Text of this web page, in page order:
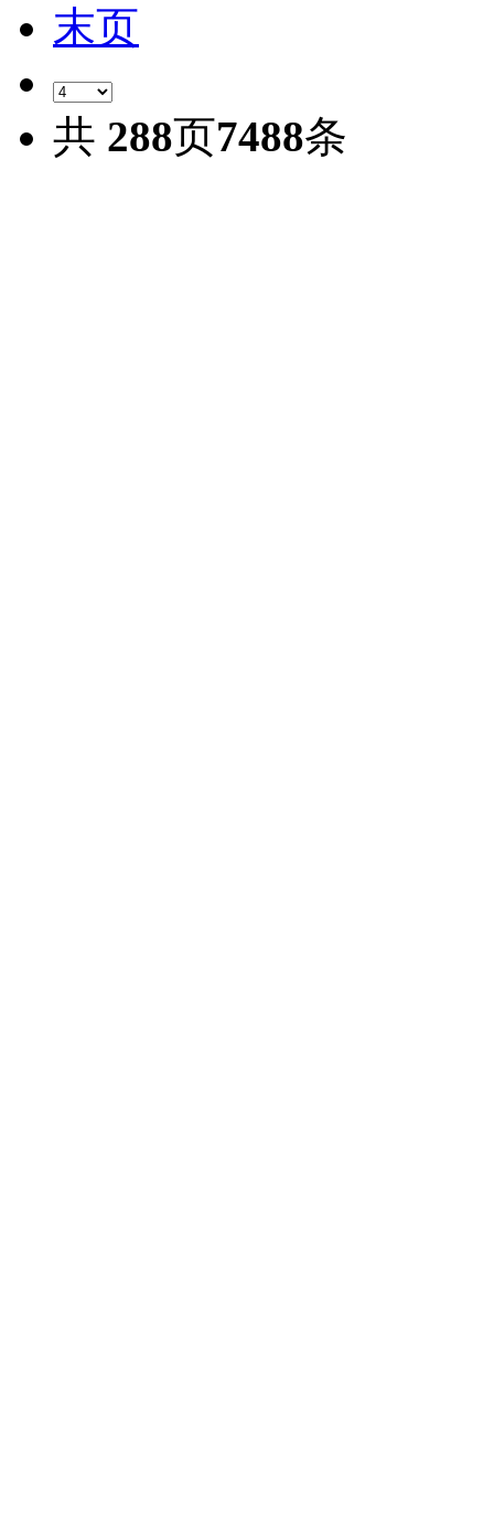
末页
共 288页7488条